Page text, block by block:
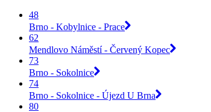
48
Brno - Kobylnice - Prace
62
Mendlovo Náměstí - Červený Kopec
73
Brno - Sokolnice
74
Brno - Sokolnice - Újezd U Brna
80